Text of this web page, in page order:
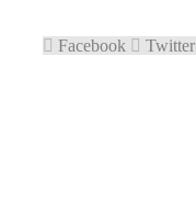
Facebook Twitter